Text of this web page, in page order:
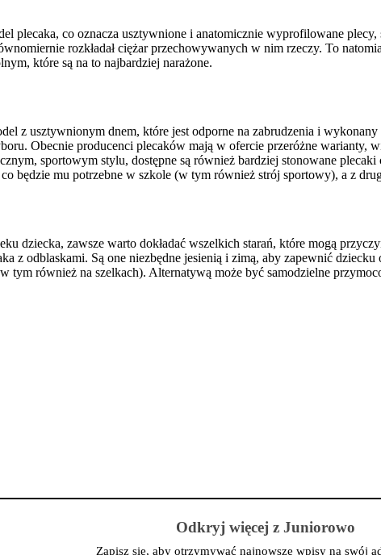
plecaka, co oznacza usztywnione i anatomicznie wyprofilowane
rozkładał ciężar przechowywanych w nim rzeczy. To
które są na to najbardziej narażone.
z usztywnionym dnem, które jest odporne na zabrudzenia i
Obecnie producenci plecaków mają w ofercie przeróżne warianty,
sportowym stylu, dostępne są również bardziej stonowane
będzie mu potrzebne w szkole (w tym również strój sportowy), a z
dziecka, zawsze warto dokładać wszelkich starań, które mogą
z odblaskami. Są one niezbędne jesienią i zimą, aby zapewnić
tym również na szelkach). Alternatywą może być samodzielne
Odkryj więcej z Juniorowo
Zapisz się, aby otrzymywać najnowsze wpisy na swój